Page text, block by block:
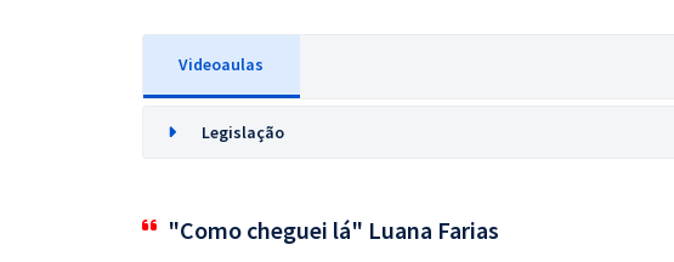
Videoaulas
Legislação
"Como cheguei lá" Luana Farias